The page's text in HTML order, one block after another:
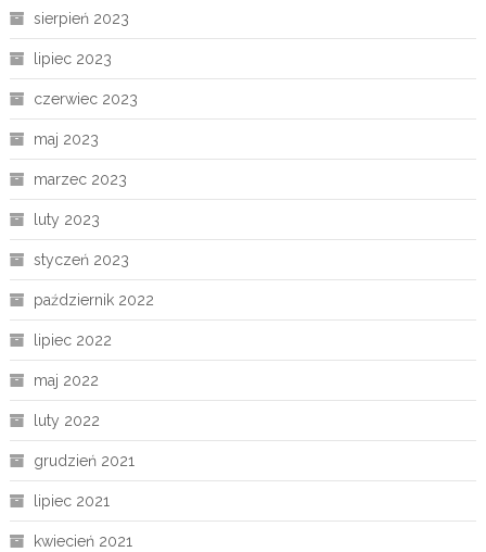
sierpień 2023
lipiec 2023
czerwiec 2023
maj 2023
marzec 2023
luty 2023
styczeń 2023
październik 2022
lipiec 2022
maj 2022
luty 2022
grudzień 2021
lipiec 2021
kwiecień 2021